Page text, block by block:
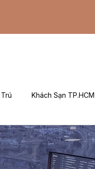
Khách Sạn TP.HCM
Khuyến Mãi / Đặt Phòng